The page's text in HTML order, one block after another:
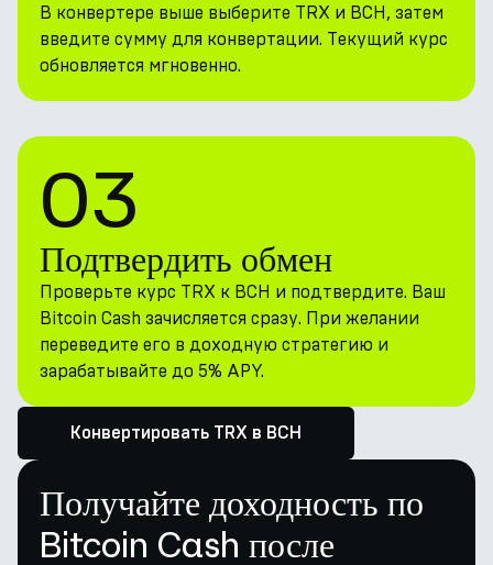
В конвертере выше выберите TRX и BCH, затем
введите сумму для конвертации. Текущий курс
обновляется мгновенно.
03
Подтвердить обмен
Проверьте курс TRX к BCH и подтвердите. Ваш
Bitcoin Cash зачисляется сразу. При желании
переведите его в доходную стратегию и
зарабатывайте до 5% APY.
Конвертировать TRX в BCH
Получайте доходность по
Bitcoin Cash после